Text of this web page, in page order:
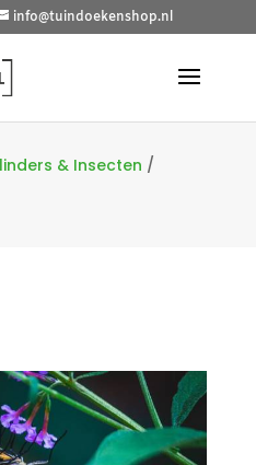
info@tuindoekenshop.nl
& Insecten /